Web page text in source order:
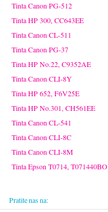
Tinta Canon PG-512
Tinta HP 300, CC643EE
Tinta Canon CL-511
Tinta Canon PG-37
Tinta HP No.22, C9352AE
Tinta Canon CLI-8Y
Tinta HP 652, F6V25E
Tinta HP No.301, CH561EE
Tinta Canon CL-541
Tinta Canon CLI-8C
Tinta Canon CLI-8M
Tinta Epson T0714, T071440BO
Pratite nas na: